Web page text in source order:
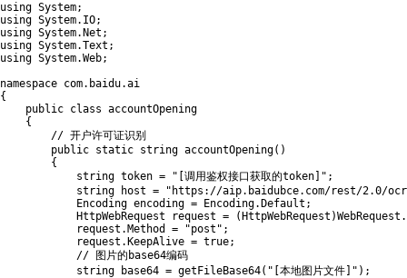
using System;
using System. IO;
using System. Net ;
using System.Text ;
using System.Web;
namespace com. baidu.
{
public class accountOpening
{
// 开户许可证识别
public static string accountOpening( )
{
string token = "[调用鉴权接口获取的token]" ;
string host =
"https://aip.baidubce.com/rest/2.0/ocr/
Encoding encoding = Encoding. Default ;
HttpWebRequest request = ( HttpWebRequest )WebRequest .
            request
. Method = "post" ;
            request
. KeepAlive = true;
// 图片的base64编码
string base64 = getFileBase64( "[本地图片文件]" ) ;